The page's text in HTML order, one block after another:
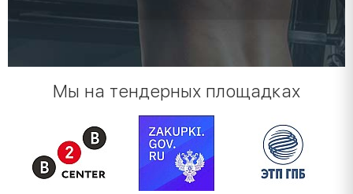
Мы на тендерных площадках